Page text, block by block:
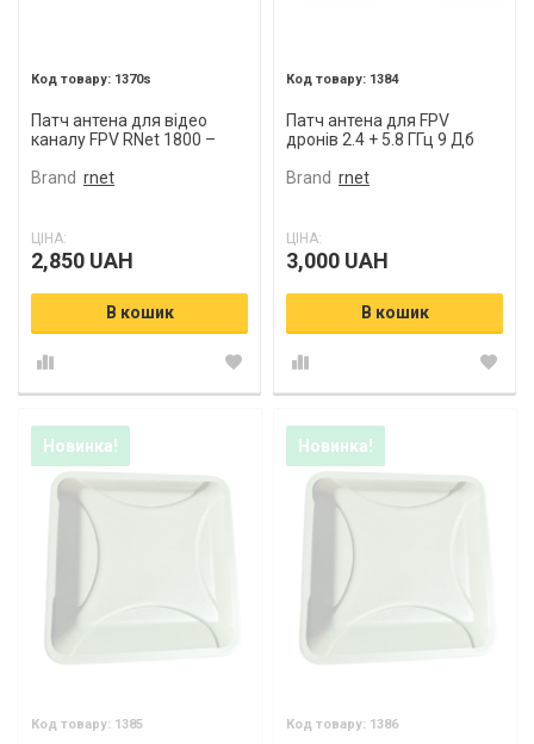
1370s
Патч антена для відео
каналу FPV RNet 1800 –
Brand rnet
ЦІНА:
2,850 UAH
В кошик
1384
Патч антена для FPV
дронів 2.4 + 5.8 ГГц 9 Дб
Brand rnet
ЦІНА:
3,000 UAH
В кошик
Новинка!
1385
Новинка!
1386